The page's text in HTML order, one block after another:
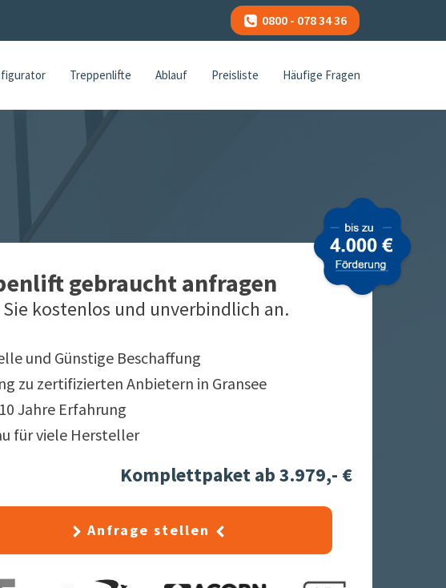
0800 - 078 34 36
Treppenlifte Ablauf Preisliste Häufige Fragen
gebraucht anfragen
Sie kostenlos und unverbindlich an.
und Günstige Beschaffung
zu zertifizierten Anbietern in Gransee
Jahre Erfahrung
für viele Hersteller
Komplettpaket ab 3.979,- €
Anfrage stellen